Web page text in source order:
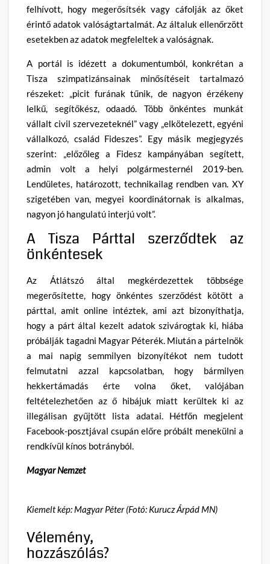
felhívott, hogy megerősítsék vagy cáfolják az őket
érintő adatok valóságtartalmát. Az általuk ellenőrzött
esetekben az adatok megfeleltek a valóságnak.
A portál is idézett a dokumentumból, konkrétan a
Tisza szimpatizánsainak minősítéseit tartalmazó
részeket: „picit furának tűnik, de nagyon érzékeny
lelkű, segítőkész, odaadó. Több önkéntes munkát
vállalt civil szervezeteknél” vagy „elkötelezett, egyéni
vállalkozó, család Fideszes”. Egy másik megjegyzés
szerint: „előzőleg a Fidesz kampányában segített,
admin volt a helyi polgármesternél 2019-ben.
Lendületes, határozott, technikailag rendben van. XY
szigetében van, megyei koordinátornak is alkalmas,
nagyon jó hangulatú interjú volt”.
A Tisza Párttal szerződtek az
önkéntesek
Az Átlátszó által megkérdezettek többsége
megerősítette, hogy önkéntes szerződést kötött a
párttal, amit online intéztek, ami azt bizonyíthatja,
hogy a párt által kezelt adatok szivárogtak ki, hiába
próbálják tagadni Magyar Péterék. Miután a pártelnök
a mai napig semmilyen bizonyítékot nem tudott
felmutatni azzal kapcsolatban, hogy bármilyen
hekkertámadás érte volna őket, valójában
feltételezhetően az ő hibájuk miatt kerültek ki az
illegálisan gyűjtött lista adatai. Hétfőn megjelent
Facebook-posztjával csupán előre próbált menekülni a
rendkívül kínos botrányból.
Magyar Nemzet
Kiemelt kép: Magyar Péter (Fotó: Kurucz Árpád MN)
Vélemény,
hozzászólás?